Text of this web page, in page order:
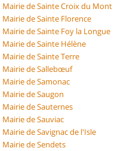
Mairie de Sainte Croix du Mont
Mairie de Sainte Florence
Mairie de Sainte Foy la Longue
Mairie de Sainte Hélène
Mairie de Sainte Terre
Mairie de Sallebœuf
Mairie de Samonac
Mairie de Saugon
Mairie de Sauternes
Mairie de Sauviac
Mairie de Savignac de l'Isle
Mairie de Sendets